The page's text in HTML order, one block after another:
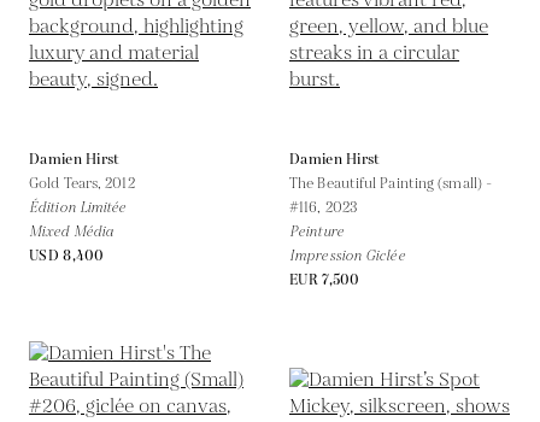
Damien Hirst
Gold Tears,2012
Édition Limitée
Mixed Média
USD 8,400
Damien Hirst
The Beautiful Painting (small) -
#116, 2023
Peinture
Impression Giclée
EUR 7,500